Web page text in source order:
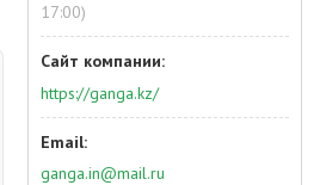
17:00)
https://ganga.kz/
ganga.in@mail.ru